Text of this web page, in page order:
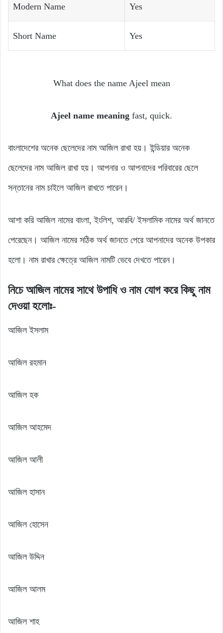
Modern Name Yes
Short Name Yes
What does the name Ajeel mean
Ajeel name meaning fast, quick.
বাংলাদেশের অনেক ছেলেদের নাম আজিল রাখা হয়। ইন্ডিয়ার অনেক
ছেলেদের নাম আজিল রাখা হয়। আপনার ও আপনাদের পরিবারের ছেলে
সন্তানের নাম চাইলে আজিল রাখতে পারেন।
আশা করি আজিল নামের বাংলা, ইংলিশ, আরবি/ ইসলামিক নামের অর্থ জানতে
পেরেছেন। আজিল নামের সঠিক অর্থ জানতে পেরে আপনাদের অনেক উপকার
হলো। নাম রাখার ক্ষেত্রে আজিল নামটি ভেবে দেখতে পারেন।
নিচে আজিল নামের সাথে উপাধি ও নাম যোগ করে কিছু নাম
দেওয়া হলোঃ-
আজিল ইসলাম
আজিল রহমান
আজিল হক
আজিল আহমেদ
আজিল আলী
আজিল হাসান
আজিল হোসেন
আজিল উদ্দিন
আজিল আলম
আজিল শাহ